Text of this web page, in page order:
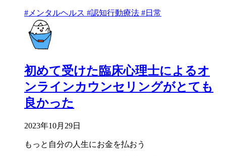
#メンタルヘルス #認知行動療法 #日常
初めて受けた臨床心理士によるオ
ンラインカウンセリングがとても
良かった
2023年10月29日
もっと自分の人生にお金を払おう